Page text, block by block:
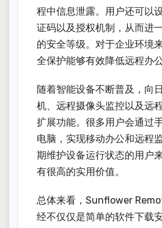
程中信息泄露。用户还可以
证码以及授权机制，从而进
的安全等级。对于企业环境
全保护能够有效降低远程办公
随着智能设备不断普及，向
机、远程摄像头监控以及远
扩展功能。很多用户会通过
电脑，实现移动办公和远程
期维护设备运行状态的用户
有很高的实用价值。
总体来看，Sunflower
经不仅仅是简单的软件下载